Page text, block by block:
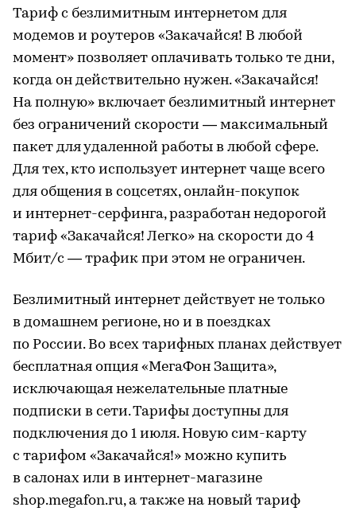
Тариф с безлимитным интернетом для
модемов и роутеров «Закачайся! В любой
момент» позволяет оплачивать только те дни,
когда он действительно нужен. «Закачайся!
На полную» включает безлимитный интернет
без ограничений скорости — максимальный
пакет для удаленной работы в любой сфере.
Для тех, кто использует интернет чаще всего
для общения в соцсетях, онлайн-покупок
и интернет-серфинга, разработан недорогой
тариф «Закачайся! Легко» на скорости до 4
Мбит/с — трафик при этом не ограничен.
Безлимитный интернет действует не только
в домашнем регионе, но и в поездках
по России. Во всех тарифных планах действует
бесплатная опция «МегаФон Защита»,
исключающая нежелательные платные
подписки в сети. Тарифы доступны для
подключения до 1 июля. Новую сим-карту
с тарифом «Закачайся!» можно купить
в салонах или в интернет-магазине
shop.megafon.ru, а также на новый тариф